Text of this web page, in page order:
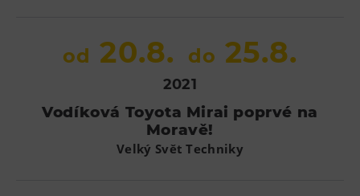
od 20.8. do 25.8.
2021
Vodíková Toyota Mirai poprvé na
Moravě!
Velký Svět Techniky